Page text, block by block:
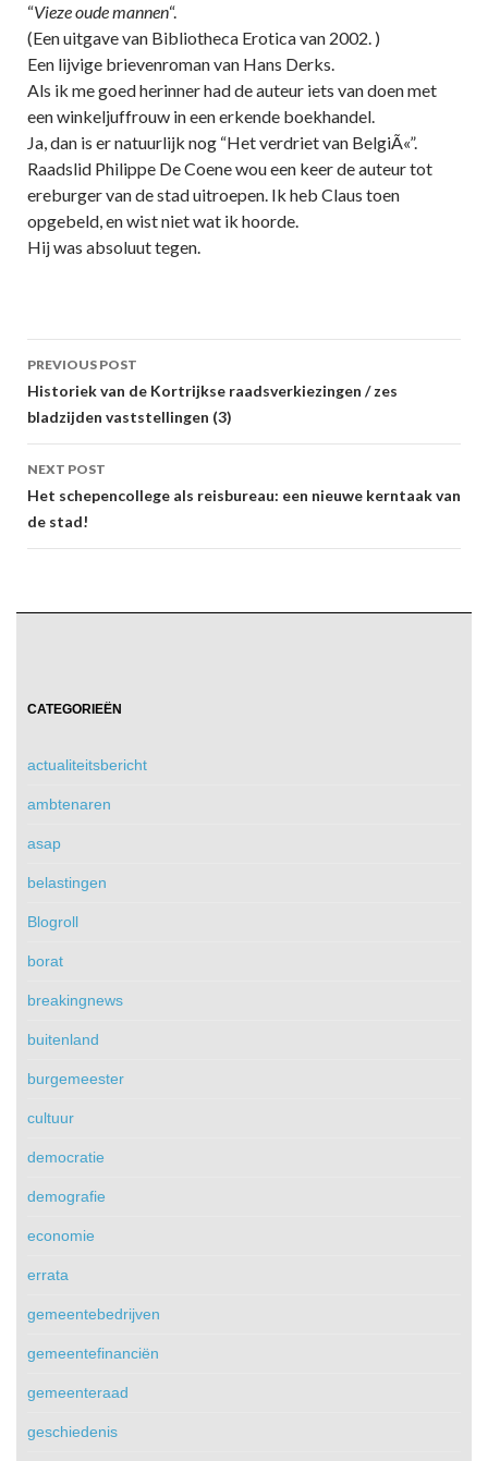
“Vieze oude mannen“.
(Een uitgave van Bibliotheca Erotica van 2002. )
Een lijvige brievenroman van Hans Derks.
Als ik me goed herinner had de auteur iets van doen met
een winkeljuffrouw in een erkende boekhandel.
Ja, dan is er natuurlijk nog “Het verdriet van BelgiÃ«”.
Raadslid Philippe De Coene wou een keer de auteur tot
ereburger van de stad uitroepen. Ik heb Claus toen
opgebeld, en wist niet wat ik hoorde.
Hij was absoluut tegen.
Post
navigation
PREVIOUS POST
Historiek van de Kortrijkse raadsverkiezingen / zes
bladzijden vaststellingen (3)
NEXT POST
Het schepencollege als reisbureau: een nieuwe kerntaak van
de stad!
CATEGORIEËN
actualiteitsbericht
ambtenaren
asap
belastingen
Blogroll
borat
breakingnews
buitenland
burgemeester
cultuur
democratie
demografie
economie
errata
gemeentebedrijven
gemeentefinanciën
gemeenteraad
geschiedenis